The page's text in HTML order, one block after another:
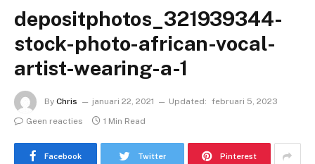
depositphotos_321939344-
stock-photo-african-vocal-
artist-wearing-a-1
By Chris januari 22, 2021 Updated: februari 5, 2023
Geen reacties
1 Min Read
Facebook Twitter Pinterest